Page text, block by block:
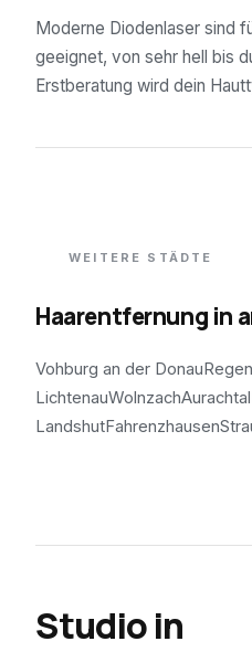
Moderne Diodenlaser sind
geeignet, von sehr hell bis
Erstberatung wird dein
WEITERE STÄDTE
Haarentfernung in
Vohburg an der Donau
LichtenauWolnzachAurachtal
LandshutFahrenzhausen
Studio in